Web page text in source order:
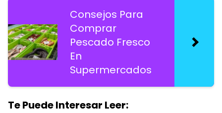
Consejos Para
Comprar
Pescado Fresco
En
Supermercados
Te Puede Interesar Leer: